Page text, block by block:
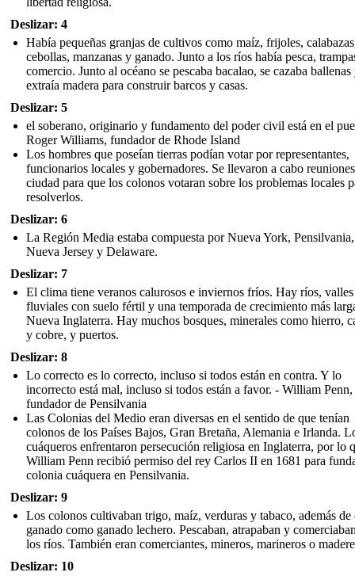
Deslizar: 4
Había pequeñas granjas de cultivos como maíz, frijoles,
cebollas, manzanas y ganado. Junto a los ríos había pesca,
comercio. Junto al océano se pescaba bacalao, se cazaba ballenas
extraía madera para construir barcos y casas.
Deslizar: 5
el soberano, originario y fundamento del poder civil está en el
Roger Williams, fundador de Rhode Island
Los hombres que poseían tierras podían votar por representantes,
funcionarios locales y gobernadores. Se llevaron a cabo
ciudad para que los colonos votaran sobre los problemas locales
resolverlos.
Deslizar: 6
La Región Media estaba compuesta por Nueva York, Pensilvania,
Nueva Jersey y Delaware.
Deslizar: 7
El clima tiene veranos calurosos e inviernos fríos. Hay ríos, valles
fluviales con suelo fértil y una temporada de crecimiento más
Nueva Inglaterra. Hay muchos bosques, minerales como hierro,
y cobre, y puertos.
Deslizar: 8
Lo correcto es lo correcto, incluso si todos están en contra. Y lo
incorrecto está mal, incluso si todos están a favor. - William Penn,
fundador de Pensilvania
Las Colonias del Medio eran diversas en el sentido de que tenían
colonos de los Países Bajos, Gran Bretaña, Alemania e Irlanda.
cuáqueros enfrentaron persecución religiosa en Inglaterra, por lo
William Penn recibió permiso del rey Carlos II en 1681 para
colonia cuáquera en Pensilvania.
Deslizar: 9
Los colonos cultivaban trigo, maíz, verduras y tabaco, además de
ganado como ganado lechero. Pescaban, atrapaban y
los ríos. También eran comerciantes, mineros, marineros o
Deslizar: 10